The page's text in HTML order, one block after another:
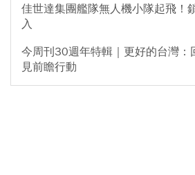
佳世達集團艦隊無人機小隊起飛！
入
今周刊30週年特輯｜更好的台灣：
見前瞻行動